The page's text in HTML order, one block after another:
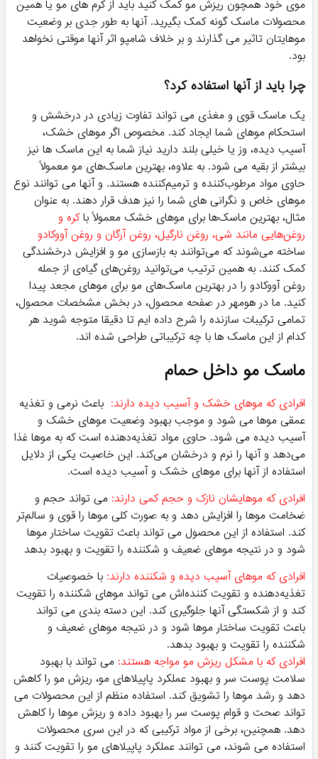
ماسک مو
اگر قصد
داخل حمام یا بعد از آن را دارید اما با کارایی این دسته بندی
آشنایی کافی نداشته و نمی دانید که تفاوت مدل های مختلف آنها
در چیست با ما در ادامه همراه بمانید. ما در این متن قصد داریم تا
قیمت این دسته بندی پر استفاده و البته محبوب را بررسی کرده و به
تاثیرات مثبت آن بر وضعیت ظاهری مو برای آقایان و خانم ها
تحلیل کنیم.
ماسک مو چیست؟
ماسک یا کرم مو، ابزاری است که بافت کرمی داشته و معمولا پس از
حمام استفاده می شود. شیوه استفاده از آن به این صورت است که
مقداری از آن را هنگامی که هنوز رطوبت ناشی از استحمام بر روی مو
باقی است، بر روی ساقه مو ماساژ می دهند. بعضی از آنها پس از
استفاده نیاز به شستشو دارند و بعضی دیگر نیز باید به همان حالت
روی مو باقی بمانند تا اثربخشی کامل تر و سریع تری داشته باشند.
این ماسک ها مانند ماسک صورت هستند و خواص مشابهی را برای
مو ارائه می دهند. اکثر ماسک های مو حاوی مواد غنی مانند روغن
ها و کره های طبیعی با غلظت های بیشتر از حالت دهنده های
معمولی هستند. ناگفته نماند که می توانید یک ماسک را برای مدت
طولانی (بیشتر از سه دقیقه تا حتی یک شب کامل) روی موهایتن
بگذارید.
حتی اگر موهای شما کاملا سالم و ایده آل هستند نیز به ماسک ها
نیاز پیدا خواهید کرد تا شرایط مثبت موی خود را حفظ کنید. تغییر
فصل می تواند برای تارهای شما بسیار سخت باشد، و این نشان
می دهد که زمان استفاده از
ماسک مو داخل حمامفرا رسیده است.
نحوه استفاده از آن نباید سخت باشد! در این مقاله، ما به این
موضوع می پردازیم که ماسک مو برای چه مواردی مفید است، هر
چند وقت یکبار باید آنرا انجام دهید، و موارد دیگر تا مطمئن شویم
که از این درمان فوق العاده مو نهایت استفاده را می برید!